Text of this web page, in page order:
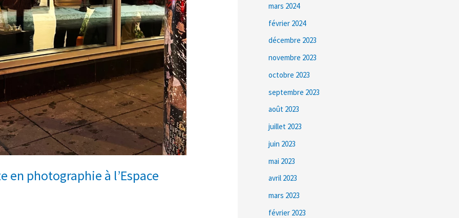
en photographie à l’Espace
mars 2024
février 2024
décembre 2023
novembre 2023
octobre 2023
septembre 2023
août 2023
juillet 2023
juin 2023
mai 2023
avril 2023
mars 2023
février 2023